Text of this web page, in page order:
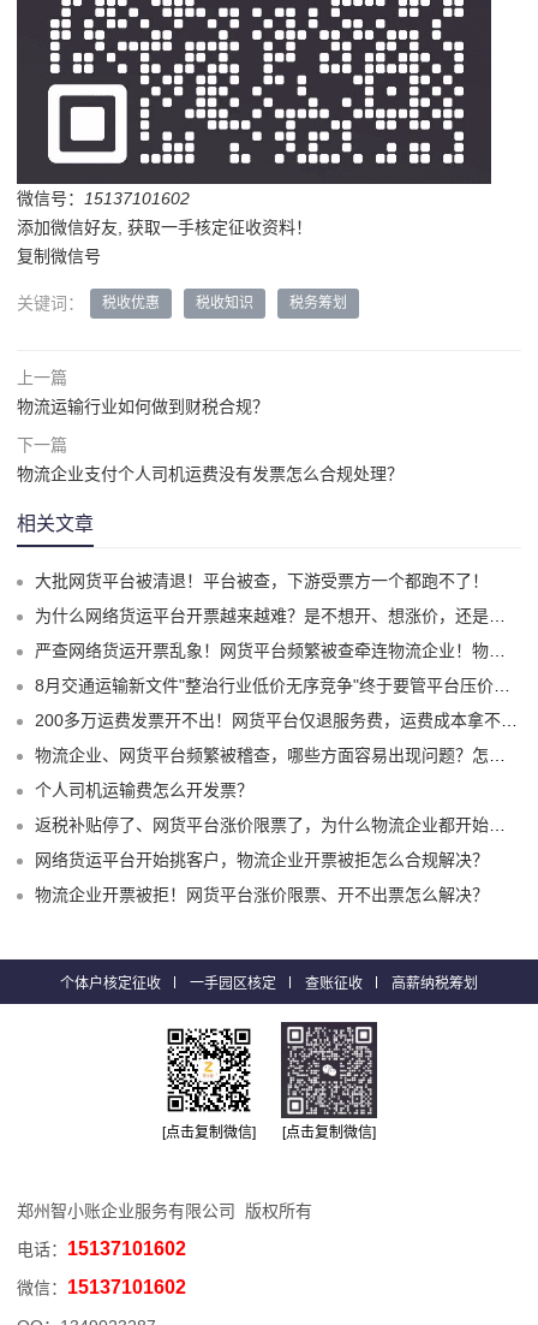
微信号：
15137101602
添加微信好友, 获取一手核定征收资料！
复制微信号
关键词： 税收优惠 税收知识 税务筹划
上一篇
物流运输行业如何做到财税合规？
下一篇
物流企业支付个人司机运费没有发票怎么合规处理？
相关文章
大批网货平台被清退！平台被查，下游受票方一个都跑不了！
为什么网络货运平台开票越来越难？是不想开、想涨价，还是真的开不出来了？
严查网络货运开票乱象！网货平台频繁被查牵连物流企业！物流企业该怎么合规拿到运费成本票？
8月交通运输新文件"整治行业低价无序竞争"终于要管平台压价了？
200多万运费发票开不出！网货平台仅退服务费，运费成本拿不到怎么办？
物流企业、网货平台频繁被稽查，哪些方面容易出现问题？怎么实现合规经营？
个人司机运输费怎么开发票？
返税补贴停了、网货平台涨价限票了，为什么物流企业都开始选择1%司机运费成本票了？
网络货运平台开始挑客户，物流企业开票被拒怎么合规解决？
物流企业开票被拒！网货平台涨价限票、开不出票怎么解决？
个体户核定征收 一手园区核定 查账征收 高薪纳税筹划
[点击复制微信] [点击复制微信]
郑州智小账企业服务有限公司 版权所有
电话： 15137101602
微信： 15137101602